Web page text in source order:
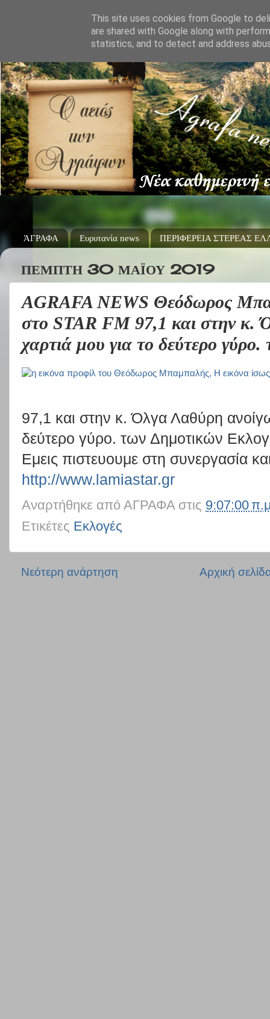
ΆΓΡΑΦΑ Ευρυτανία news ΠΕΡΙΦΕΡΕΙΑ ΣΤΕΡΕΑΣ
ΠΈΜΠΤΗ 30 ΜΑΪ́ΟΥ 2019
AGRAFA NEWS Θεόδωρος
στο STAR FM 97,1 και στην κ.
χαρτιά μου για το δεύτερο
97,1 και στην κ. Όλγα Λαθύρη
δεύτερο γύρο. των Δημοτικών
Εμεις πιστευουμε στη συνεργασία
http://www.lamiastar.gr
Αναρτήθηκε από ΑΓΡΑΦΑ στις 9:07:00
Ετικέτες Εκλογές
Νεότερη ανάρτηση Αρχική
This site uses cookies from Google to
are shared with Google along with
statistics, and to detect and address